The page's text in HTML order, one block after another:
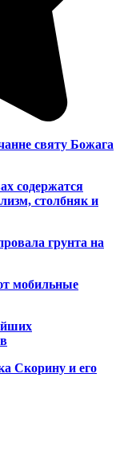
святу Божага
содержатся
столбняк и
грунта на
мобильные
Скорину и его